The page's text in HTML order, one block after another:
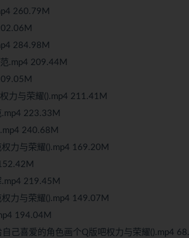
260.79M
284.98M
.mp4 209.44M
力与荣耀().mp4 211.41M
223.33M
240.68M
力与荣耀().mp4 169.20M
219.45M
力与荣耀().mp4 149.07M
194.04M
己喜爱的角色画个Q版吧权力与荣耀().mp4